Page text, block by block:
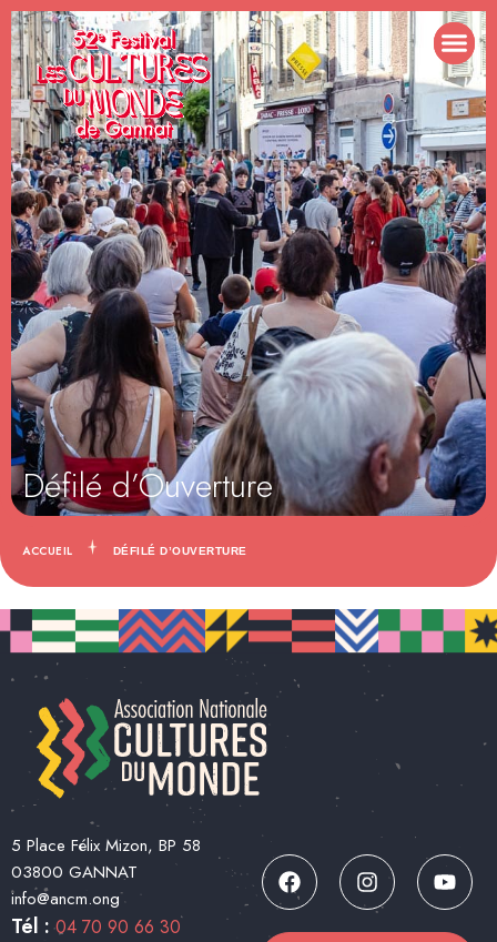
Défilé d’Ouverture
ACCUEIL DÉFILÉ D’OUVERTURE
5 Place Félix Mizon, BP 58
03800 GANNAT
info@ancm.ong
Tél :04 70 90 66 30